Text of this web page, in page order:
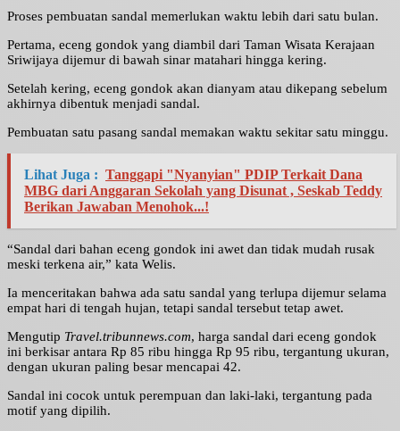
Proses pembuatan sandal memerlukan waktu lebih dari satu bulan.
Pertama, eceng gondok yang diambil dari Taman Wisata Kerajaan
Sriwijaya dijemur di bawah sinar matahari hingga kering.
Setelah kering, eceng gondok akan dianyam atau dikepang sebelum
akhirnya dibentuk menjadi sandal.
Pembuatan satu pasang sandal memakan waktu sekitar satu minggu.
Lihat Juga : Tanggapi "Nyanyian" PDIP Terkait Dana
MBG dari Anggaran Sekolah yang Disunat , Seskab Teddy
Berikan Jawaban Menohok...!
“Sandal dari bahan eceng gondok ini awet dan tidak mudah rusak
meski terkena air,” kata Welis.
Ia menceritakan bahwa ada satu sandal yang terlupa dijemur selama
empat hari di tengah hujan, tetapi sandal tersebut tetap awet.
Mengutip Travel.tribunnews.com, harga sandal dari eceng gondok
ini berkisar antara Rp 85 ribu hingga Rp 95 ribu, tergantung ukuran,
dengan ukuran paling besar mencapai 42.
Sandal ini cocok untuk perempuan dan laki-laki, tergantung pada
motif yang dipilih.